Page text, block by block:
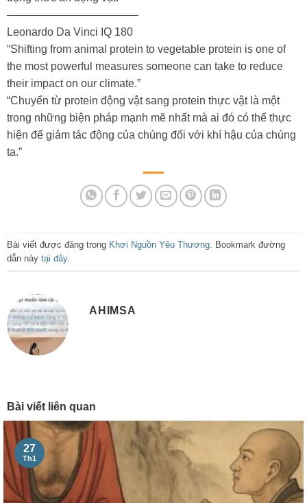
————————————
Leonardo Da Vinci IQ 180
“Shifting from animal protein to vegetable protein is one of
the most powerful measures someone can take to reduce
their impact on our climate.”
“Chuyển từ protein động vật sang protein thực vật là một
trong những biện pháp mạnh mẽ nhất mà ai đó có thể thực
hiện để giảm tác động của chúng đối với khí hậu của chúng
ta.”
Bài viết được đăng trong Khơi Nguồn Yêu Thương . Bookmark đường
dẫn này tại đây.
AHIMSA
Bài viết liên quan
27
Th1